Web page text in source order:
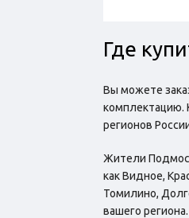
Где
Вы можете
комплектацию.
регионов
Жители
как Видное,
Томилино,
вашего региона.